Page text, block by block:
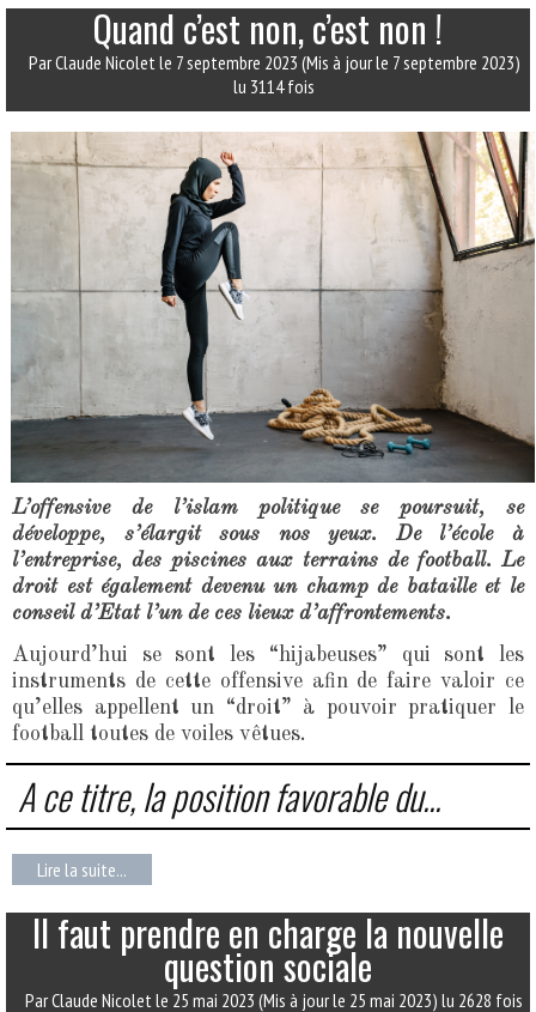
Quand c’est non, c’est non !
Par Claude Nicoletle 7 septembre 2023 (Mis à jour le 7 septembre 2023)
lu 3114 fois
L’offensive de l’islam politique se poursuit, se
développe, s’élargit sous nos yeux. De l’école à
l’entreprise, des piscines aux terrains de football. Le
droit est également devenu un champ de bataille et le
conseil d’Etat l’un de ces lieux d’affrontements.
Aujourd’hui se sont les “hijabeuses” qui sont les
instruments de cette offensive afin de faire valoir ce
qu’elles appellent un “droit” à pouvoir pratiquer le
football toutes de voiles vêtues.
A ce titre, la position favorable du...
Lire la suite...
Il faut prendre en charge la nouvelle
question sociale
Par Claude Nicolet le 25 mai 2023 (Mis à jour le 25 mai 2023) lu 2628 fois